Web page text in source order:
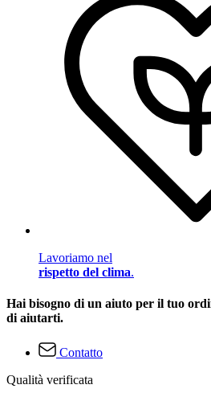
Lavoriamo nel
rispetto del clima.
Hai bisogno di un aiuto per il tuo
di aiutarti.
Contatto
Qualità verificata